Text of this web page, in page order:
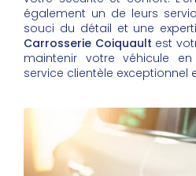
également un de leurs
souci du détail et une
Carrosserie Coiquault est
maintenir votre véhicule
service clientèle exceptionnel